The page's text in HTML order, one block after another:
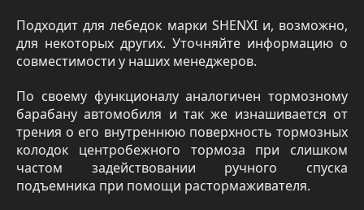
Подходит для лебедок марки SHENXI и, возможно,
для некоторых других. Уточняйте информацию о
совместимости у наших менеджеров.
По своему функционалу аналогичен тормозному
барабану автомобиля и так же изнашивается от
трения о его внутреннюю поверхность тормозных
колодок центробежного тормоза при слишком
частом задействовании ручного спуска
подъемника при помощи растормаживателя.